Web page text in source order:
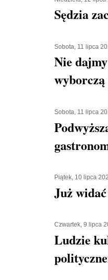
Sędzia
Sobota, 11 lipca
Nie
wyborczą
Sobota, 11 lipca
Piątek, 10 lipca
Już
Czwartek, 9 lipca
Ludzie